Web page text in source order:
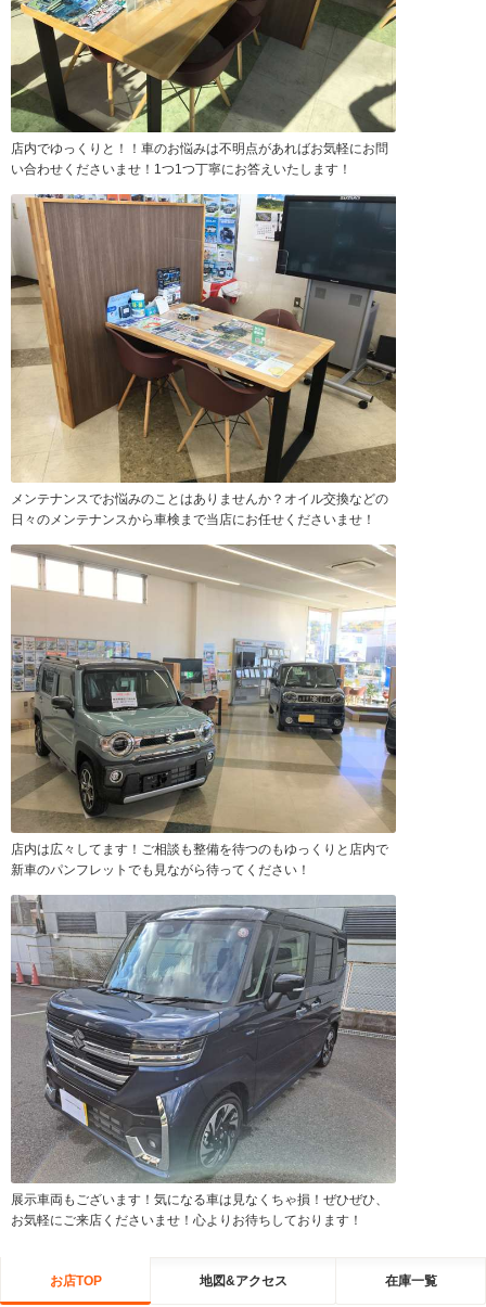
店内でゆっくりと！！車のお悩みは不明点があればお気軽にお問
い合わせくださいませ！1つ1つ丁寧にお答えいたします！
メンテナンスでお悩みのことはありませんか？オイル交換などの
日々のメンテナンスから車検まで当店にお任せくださいませ！
店内は広々してます！ご相談も整備を待つのもゆっくりと店内で
新車のパンフレットでも見ながら待ってください！
展示車両もございます！気になる車は見なくちゃ損！ぜひぜひ、
お気軽にご来店くださいませ！心よりお待ちしております！
お店TOP 地図&アクセス 在庫一覧